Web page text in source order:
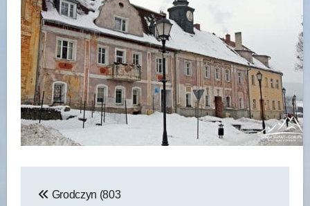
Grodczyn (803